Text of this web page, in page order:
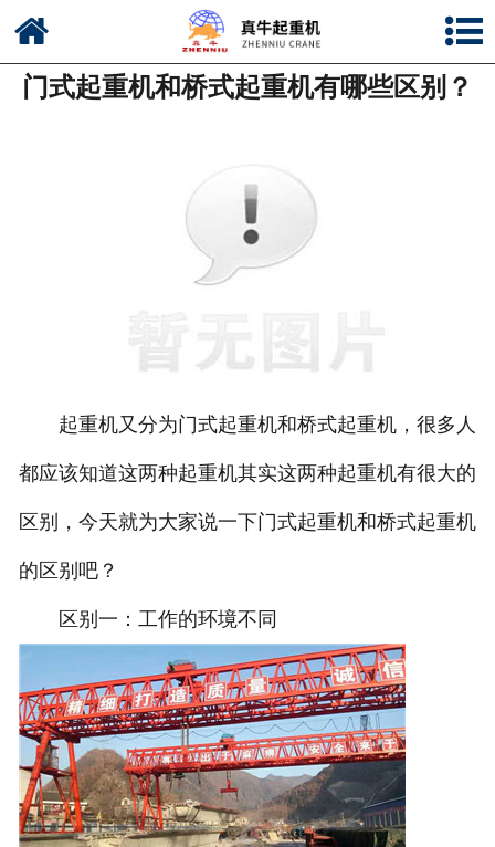
公司简介
联系我们
门式起重机和桥式起重机有哪些区别？
起重机又分为门式起重机和桥式起重机，很多人
都应该知道这两种起重机其实这两种起重机有很大的
区别，今天就为大家说一下门式起重机和桥式起重机
的区别吧？
区别一：工作的环境不同